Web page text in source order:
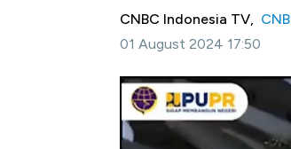
CNBC Indonesia TV,
01 August 2024 17:50
Jakarta, CNBC Indonesia
dioperasikan untuk
PUPR Basuki